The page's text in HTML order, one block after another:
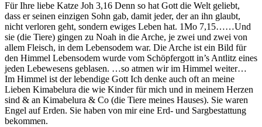
Für Ihre liebe Katze Joh 3,16 Denn so hat Gott die Welt geliebt,
dass er seinen einzigen Sohn gab, damit jeder, der an ihn glaubt,
nicht verloren geht, sondern ewiges Leben hat. 1Mo 7,15……Und
sie (die Tiere) gingen zu Noah in die Arche, je zwei und zwei von
allem Fleisch, in dem Lebensodem war. Die Arche ist ein Bild für
den Himmel Lebensodem wurde vom Schöpfergott in’s Antlitz eines
jeden Lebewesens geblasen. …so atmen wir im Himmel weiter…
Im Himmel ist der lebendige Gott Ich denke auch oft an meine
Lieben Kimabelura die wie Kinder für mich und in meinem Herzen
sind & an Kimabelura & Co (die Tiere meines Hauses). Sie waren
Engel auf Erden. Sie haben von mir eine Erd- und Sargbestattung
bekommen.